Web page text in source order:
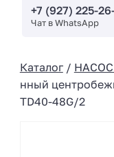
+7 (927) 225-
Чат в WhatsApp
Каталог/
нный
TD40-48G/2